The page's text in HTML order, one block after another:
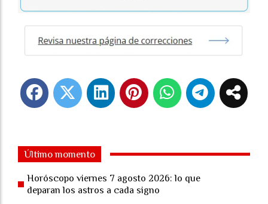
Último momento
Horóscopo viernes 7 agosto 2026: lo que
deparan los astros a cada signo